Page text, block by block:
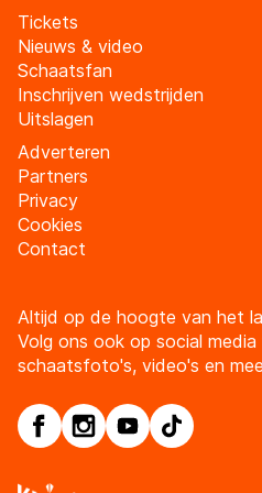
Tickets
Nieuws & video
Schaatsfan
Inschrijven wedstrijden
Uitslagen
Adverteren
Partners
Privacy
Cookies
Contact
Altijd op de hoogte van het
Volg ons ook op social media
schaatsfoto's, video's en